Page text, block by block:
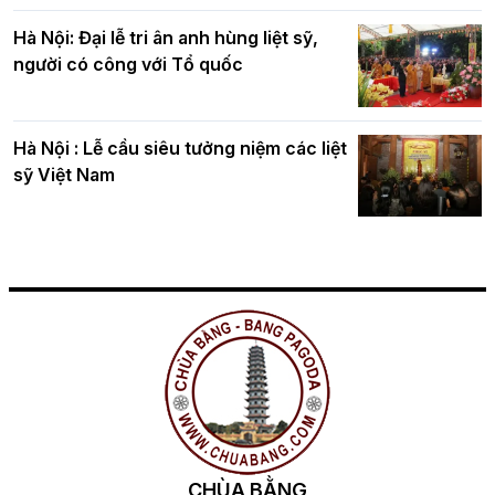
Hà Nội: Đại lễ tri ân anh hùng liệt sỹ,
người có công với Tổ quốc
Hà Nội : Lễ cầu siêu tưởng niệm các liệt
sỹ Việt Nam
CHÙA BẰNG